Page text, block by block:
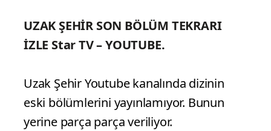
UZAK ŞEHİR SON BÖLÜM TEKRARI
İZLE Star TV – YOUTUBE.
Uzak Şehir Youtube kanalında dizinin
eski bölümlerini yayınlamıyor. Bunun
yerine parça parça veriliyor.